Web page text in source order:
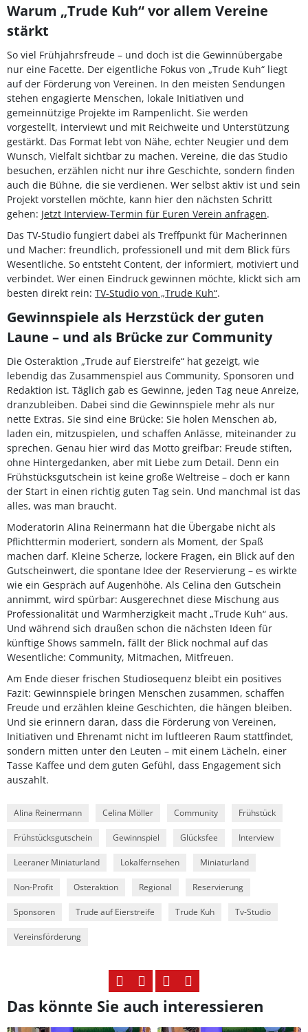
Warum „Trude Kuh“ vor allem Vereine
stärkt
So viel Frühjahrsfreude – und doch ist die Gewinnübergabe
nur eine Facette. Der eigentliche Fokus von „Trude Kuh“ liegt
auf der Förderung von Vereinen. In den meisten Sendungen
stehen engagierte Menschen, lokale Initiativen und
gemeinnützige Projekte im Rampenlicht. Sie werden
vorgestellt, interviewt und mit Reichweite und Unterstützung
gestärkt. Das Format lebt von Nähe, echter Neugier und dem
Wunsch, Vielfalt sichtbar zu machen. Vereine, die das Studio
besuchen, erzählen nicht nur ihre Geschichte, sondern finden
auch die Bühne, die sie verdienen. Wer selbst aktiv ist und sein
Projekt vorstellen möchte, kann hier den nächsten Schritt
gehen: Jetzt Interview-Termin für Euren Verein anfragen.
Das TV-Studio fungiert dabei als Treffpunkt für Macherinnen
und Macher: freundlich, professionell und mit dem Blick fürs
Wesentliche. So entsteht Content, der informiert, motiviert und
verbindet. Wer einen Eindruck gewinnen möchte, klickt sich am
besten direkt rein: TV-Studio von „Trude Kuh“.
Gewinnspiele als Herzstück der guten
Laune – und als Brücke zur Community
Die Osteraktion „Trude auf Eierstreife“ hat gezeigt, wie
lebendig das Zusammenspiel aus Community, Sponsoren und
Redaktion ist. Täglich gab es Gewinne, jeden Tag neue Anreize,
dranzubleiben. Dabei sind die Gewinnspiele mehr als nur
nette Extras. Sie sind eine Brücke: Sie holen Menschen ab,
laden ein, mitzuspielen, und schaffen Anlässe, miteinander zu
sprechen. Genau hier wird das Motto greifbar: Freude stiften,
ohne Hintergedanken, aber mit Liebe zum Detail. Denn ein
Frühstücksgutschein ist keine große Weltreise – doch er kann
der Start in einen richtig guten Tag sein. Und manchmal ist das
alles, was man braucht.
Moderatorin Alina Reinermann hat die Übergabe nicht als
Pflichttermin moderiert, sondern als Moment, der Spaß
machen darf. Kleine Scherze, lockere Fragen, ein Blick auf den
Gutscheinwert, die spontane Idee der Reservierung – es wirkte
wie ein Gespräch auf Augenhöhe. Als Celina den Gutschein
annimmt, wird spürbar: Ausgerechnet diese Mischung aus
Professionalität und Warmherzigkeit macht „Trude Kuh“ aus.
Und während sich draußen schon die nächsten Ideen für
künftige Shows sammeln, fällt der Blick nochmal auf das
Wesentliche: Community, Mitmachen, Mitfreuen.
Am Ende dieser frischen Studiosequenz bleibt ein positives
Fazit: Gewinnspiele bringen Menschen zusammen, schaffen
Freude und erzählen kleine Geschichten, die hängen bleiben.
Und sie erinnern daran, dass die Förderung von Vereinen,
Initiativen und Ehrenamt nicht im luftleeren Raum stattfindet,
sondern mitten unter den Leuten – mit einem Lächeln, einer
Tasse Kaffee und dem guten Gefühl, dass Engagement sich
auszahlt.
Alina Reinermann Celina Möller Community Frühstück
Frühstücksgutschein Gewinnspiel Glücksfee Interview
Leeraner Miniaturland Lokalfernsehen Miniaturland
Non-Profit Osteraktion Regional Reservierung
Sponsoren Trude auf Eierstreife Trude Kuh Tv-Studio
Vereinsförderung
Das könnte Sie auch interessieren